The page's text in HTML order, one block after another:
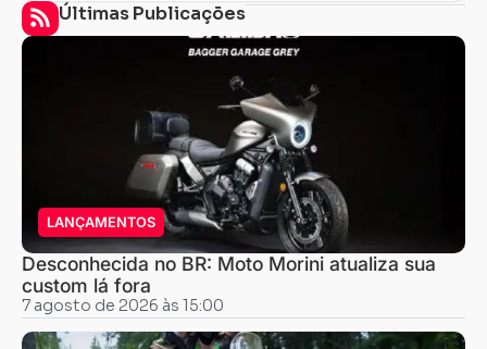
Últimas Publicações
LANÇAMENTOS
Desconhecida no BR: Moto Morini atualiza sua
custom lá fora
7 agosto de 2026 às 15:00